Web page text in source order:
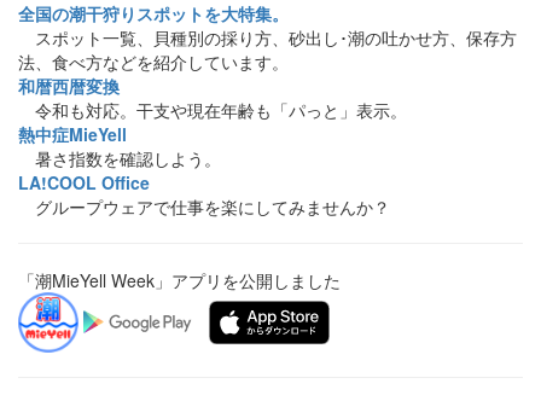
全国の潮干狩りスポットを大特集。
スポット一覧、貝種別の採り方、砂出し･潮の吐かせ方、保存方
法、食べ方などを紹介しています。
和暦西暦変換
令和も対応。干支や現在年齢も「パっと」表示。
熱中症MieYell
暑さ指数を確認しよう。
LA!COOL Office
グループウェアで仕事を楽にしてみませんか？
「潮MieYell Week」アプリを公開しました